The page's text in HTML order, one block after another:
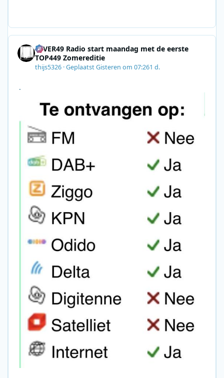
8F09201A140D&utm_source=SmartBrief
4EVER49 Radio start maandag met de eerste
TOP449 Zomereditie
thijs5326 ·GeplaatstGisteren om 07:261 d.
.